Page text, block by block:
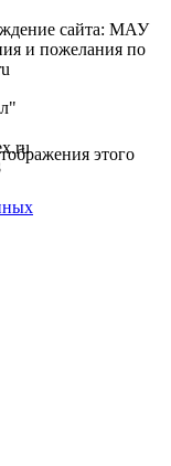
сайта: МАУ
и пожелания по
этого